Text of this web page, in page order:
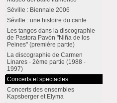
Séville : Biennale 2006
Séville : une histoire du cante
Les tangos dans la discographie
de Pastora Pavón "Niña de los
Peines" (première partie)
La discographie de Carmen
Linares - 2ème partie (1988 -
1997)
Concerts et spectacles
Concerts des ensembles
Kapsberger et Elyma